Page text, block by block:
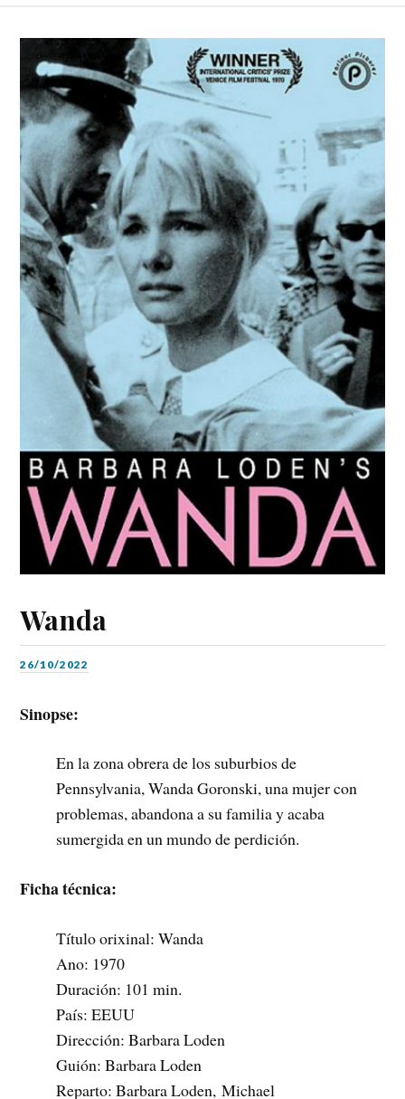
Wanda
26/10/2022
Sinopse:
En la zona obrera de los suburbios de
Pennsylvania, Wanda Goronski, una mujer con
problemas, abandona a su familia y acaba
sumergida en un mundo de perdición.
Ficha técnica:
Título orixinal: Wanda
Ano: 1970
Duración: 101 min.
País: EEUU
Dirección: Barbara Loden
Guión: Barbara Loden
Reparto:Barbara Loden, Michael